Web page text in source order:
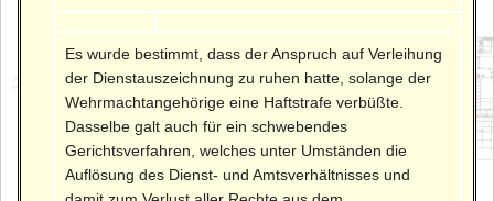
Es wurde bestimmt, dass der Anspruch auf Verleihung
der Dienstauszeichnung zu ruhen hatte, solange der
Wehrmachtangehörige eine Haftstrafe verbüßte.
Dasselbe galt auch für ein schwebendes
Gerichtsverfahren, welches unter Umständen die
Auflösung des Dienst- und Amtsverhältnisses und